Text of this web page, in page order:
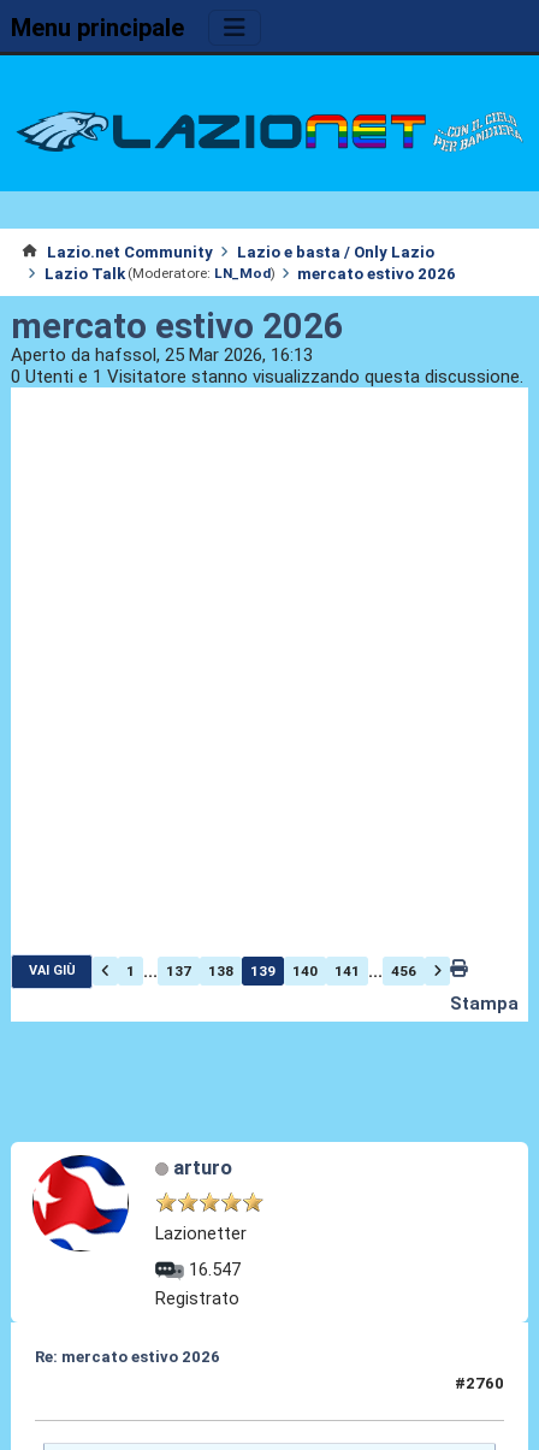
Menu principale
Lazio.net Community
Lazio e basta / Only Lazio
Lazio Talk (Moderatore: LN_Mod) mercato estivo 2026
mercato estivo 2026
Aperto da hafssol, 25 Mar 2026, 16:13
0 Utenti e 1 Visitatore stanno visualizzando questa discussione.
VAI GIÙ 1 ... 137 138 139 140 141 ... 456
Stampa
arturo
Lazionetter
16.547
Registrato
Re: mercato estivo 2026
#2760